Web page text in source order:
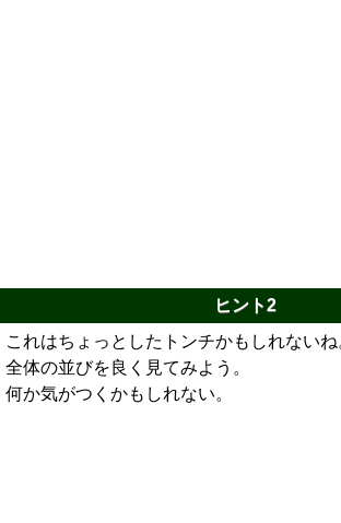
ヒント2
これはちょっとしたトンチかもしれないね
全体の並びを良く見てみよう。
何か気がつくかもしれない。